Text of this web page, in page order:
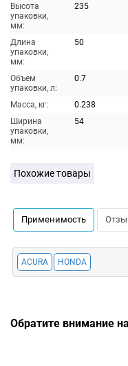
Высота
упаковки,
мм:
235
Длина
упаковки,
мм:
50
Объем
упаковки, л:
0.7
Масса, кг:
0.238
Ширина
упаковки,
мм:
54
Похожие товары
Применимость
ACURA HONDA
Обратите внимание